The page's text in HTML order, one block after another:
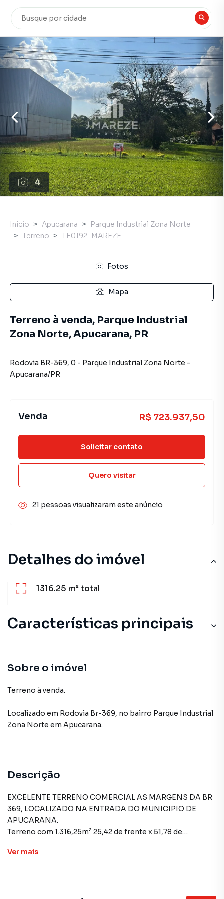
4
Detalhes do imóvel
1316.25 m²total
Características principais
Sobre o imóvel
Terreno à venda.
Localizado em Rodovia Br-369, no bairro Parque Industrial
Zona Norte em Apucarana.
Descrição
EXCELENTE TERRENO COMERCIAL AS MARGENS DA BR
369, LOCALIZADO NA ENTRADA DO MUNICIPIO DE
APUCARANA.
Terreno com 1.316,25m² 25,42 de frente x 51,78 de
construção, possibilidade de financiamento, e
Ver mais
Início Apucarana
Parque Industrial Zona Norte
Terreno
TE0192_MAREZE
Fotos
Mapa
Terreno à venda, Parque Industrial
Zona Norte, Apucarana, PR
Rodovia BR-369, 0 - Parque Industrial Zona Norte -
Apucarana/PR
Venda R$ 723.937,50
Solicitar contato
Quero visitar
21 pessoas visualizaram este anúncio